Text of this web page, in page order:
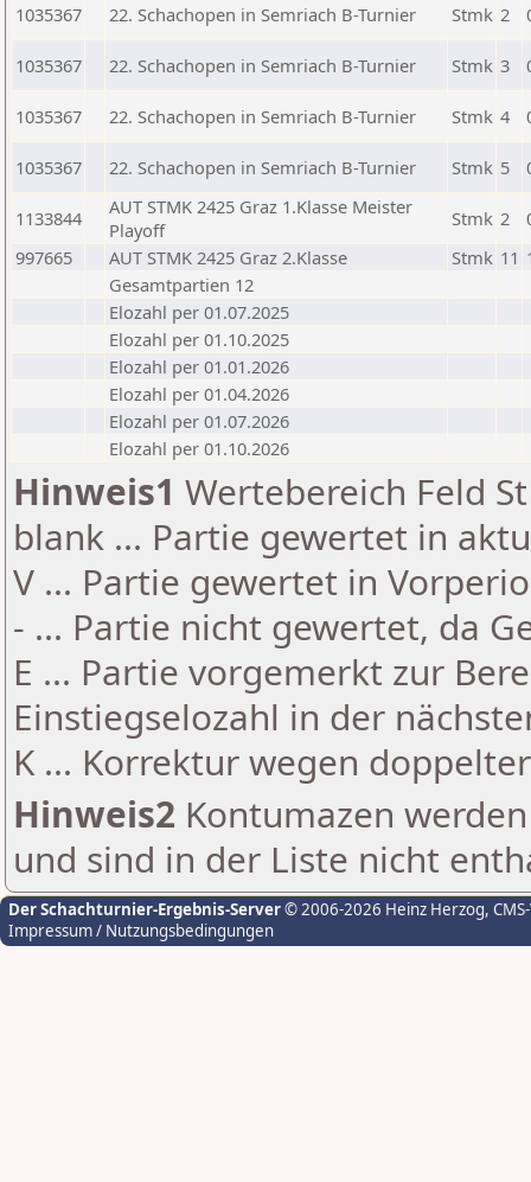
1035367 22. Schachopen in Semriach B-Turnier Stmk 2
1035367 22. Schachopen in Semriach B-Turnier Stmk 3
1035367 22. Schachopen in Semriach B-Turnier Stmk 4
1035367 22. Schachopen in Semriach B-Turnier Stmk 5
1133844
AUT STMK 2425 Graz 1.Klasse Meister
Playoff
Stmk 2
997665
AUT STMK 2425 Graz 2.Klasse Stmk 11
Gesamtpartien 12
Elozahl per 01.07.2025
Elozahl per 01.10.2025
Elozahl per 01.01.2026
Elozahl per 01.04.2026
Elozahl per 01.07.2026
Elozahl per 01.10.2026
Hinweis1 Wertebereich Feld
blank ... Partie gewertet in
V ... Partie gewertet in
- ... Partie nicht gewertet, da
E ... Partie vorgemerkt zur
Einstiegselozahl in der
K ... Korrektur wegen
Hinweis2 Kontumazen
und sind in der Liste nicht
Der Schachturnier-Ergebnis-Server© 2006-2026 Heinz Herzog,
Impressum / Nutzungsbedingungen